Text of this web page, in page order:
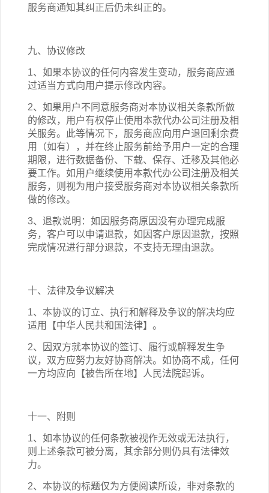
服务商通知其纠正后仍未纠正的。
九、协议修改
1、如果本协议的任何内容发生变动，服务商应通
过适当方式向用户提示修改内容。
2、如果用户不同意服务商对本协议相关条款所做
的修改，用户有权停止使用本款代办公司注册及相
关服务。此等情况下，服务商应向用户退回剩余费
用（如有），并在终止服务前给予用户一定的合理
期限，进行数据备份、下载、保存、迁移及其他必
要工作。如用户继续使用本款代办公司注册及相关
服务，则视为用户接受服务商对本协议相关条款所
做的修改。
3、退款说明：如因服务商原因没有办理完成服
务，客户可以申请退款，如因客户原因退款，按照
完成情况进行部分退款，不支持无理由退款。
十、法律及争议解决
1、本协议的订立、执行和解释及争议的解决均应
适用【中华人民共和国法律】。
2、因双方就本协议的签订、履行或解释发生争
议，双方应努力友好协商解决。如协商不成，任何
一方均应向【被告所在地】人民法院起诉。
十一、附则
1、如本协议的任何条款被视作无效或无法执行，
则上述条款可被分离，其余部分则仍具有法律效
力。
2、本协议的标题仅为方便阅读所设，非对条款的